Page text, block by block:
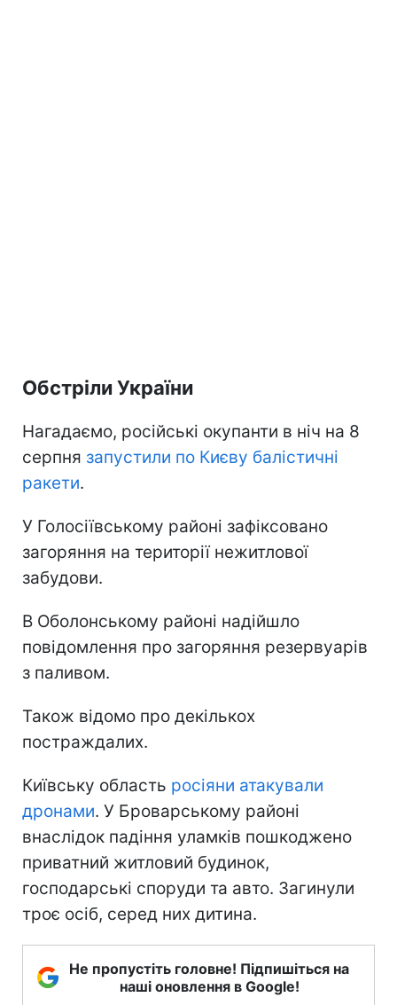
Обстріли України
Нагадаємо, російські окупанти в ніч на 8
серпня запустили по Києву балістичні
ракети.
У Голосіївському районі зафіксовано
загоряння на території нежитлової
забудови.
В Оболонському районі надійшло
повідомлення про загоряння резервуарів
з паливом.
Також відомо про декількох
постраждалих.
Київську область росіяни атакували
дронами. У Броварському районі
внаслідок падіння уламків пошкоджено
приватний житловий будинок,
господарські споруди та авто. Загинули
троє осіб, серед них дитина.
Не пропустіть головне! Підпишіться на
наші оновлення в Google!